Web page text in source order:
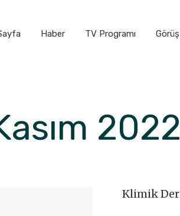
Haber TV Programı Görüş
2022
Klimik